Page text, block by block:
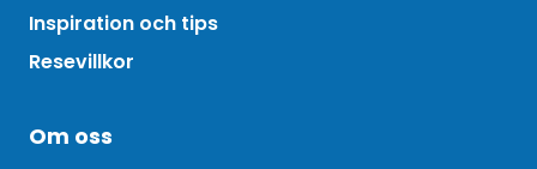
Inspiration och tips
Resevillkor
Om oss